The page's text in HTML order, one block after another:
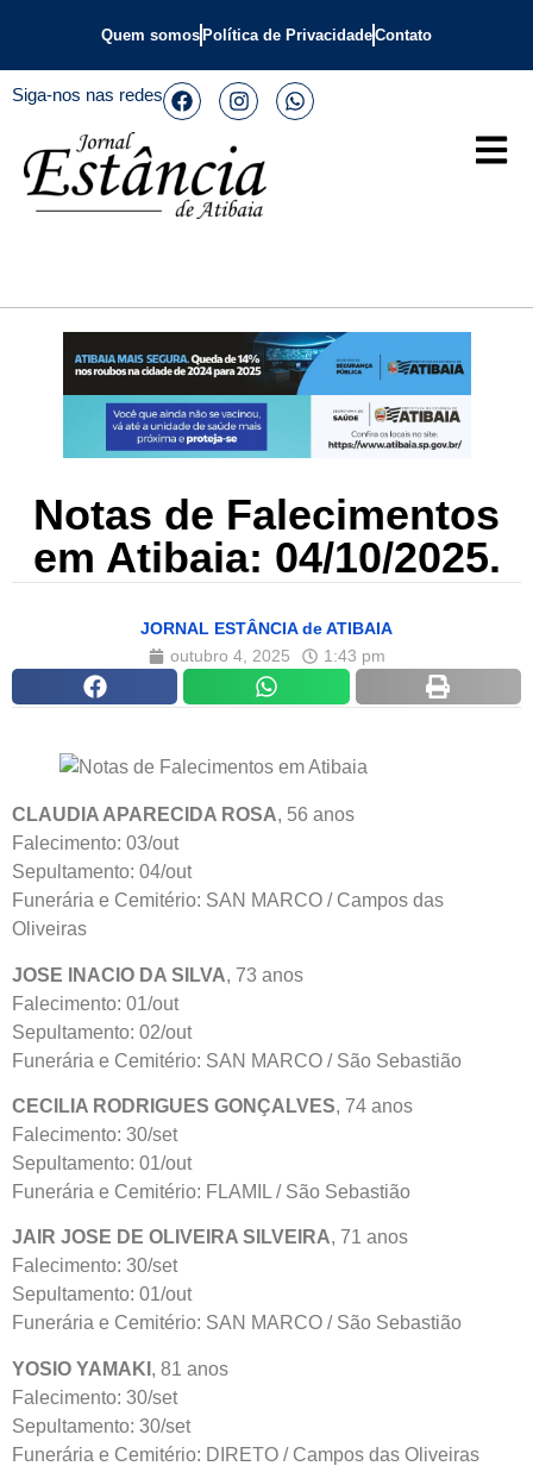
Quem somos Política de PrivacidadeContato
Siga-nos nas redes
Notas de Falecimentos
em Atibaia: 04/10/2025.
JORNAL ESTÂNCIA de ATIBAIA
outubro 4, 2025
1:43 pm
CLAUDIA APARECIDA ROSA, 56 anos
Falecimento: 03/out
Sepultamento: 04/out
Funerária e Cemitério: SAN MARCO / Campos das
Oliveiras
JOSE INACIO DA SILVA, 73 anos
Falecimento: 01/out
Sepultamento: 02/out
Funerária e Cemitério: SAN MARCO / São Sebastião
CECILIA RODRIGUES GONÇALVES, 74 anos
Falecimento: 30/set
Sepultamento: 01/out
Funerária e Cemitério: FLAMIL / São Sebastião
JAIR JOSE DE OLIVEIRA SILVEIRA, 71 anos
Falecimento: 30/set
Sepultamento: 01/out
Funerária e Cemitério: SAN MARCO / São Sebastião
YOSIO YAMAKI , 81 anos
Falecimento: 30/set
Sepultamento: 30/set
Funerária e Cemitério: DIRETO / Campos das Oliveiras